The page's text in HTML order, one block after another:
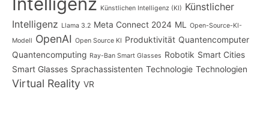
Künstlichen Intelligenz (KI) Künstlicher
Intelligenz Llama 3.2 Meta Connect 2024 ML
Open-Source-KI-
Modell OpenAI Open Source KI Produktivität Quantencomputer
Quantencomputing Ray-Ban Smart Glasses Robotik Smart Cities
Smart Glasses Sprachassistenten Technologie Technologien
Virtual Reality VR